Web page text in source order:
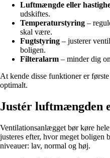
Luftmængde eller
udskiftes.
Temperaturstyring –
skal være.
Fugtstyring – justerer
boligen.
Filteralarm – minder dig
At kende disse funktioner er
optimalt.
Justér luftmængden
Ventilationsanlægget bør køre
justeres efter, hvor meget boligen
niveauer: lav, normal og høj.